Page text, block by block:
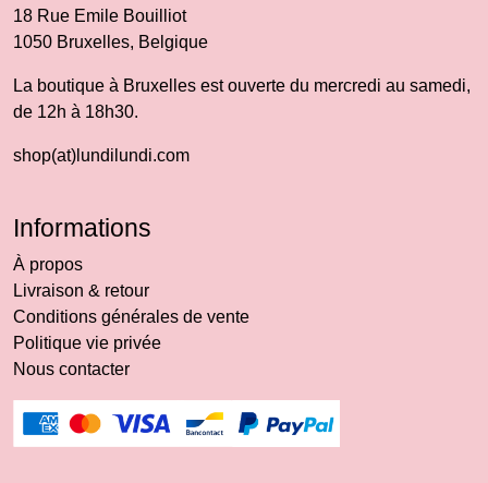
18 Rue Emile Bouilliot
1050 Bruxelles, Belgique
La boutique à Bruxelles est ouverte du mercredi au samedi,
de 12h à 18h30.
shop(at)lundilundi.com
Informations
À propos
Livraison & retour
Conditions générales de vente
Politique vie privée
Nous contacter